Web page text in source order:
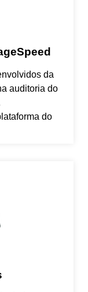
da
auditoria do
do